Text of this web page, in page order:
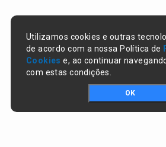
Utilizamos cookies e outras
de acordo com a nossa Política de
Cookies e, ao continuar
com estas condições.
OK